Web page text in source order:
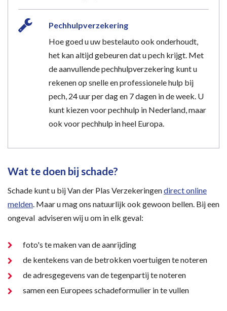
Pechhulpverzekering
Hoe goed u uw bestelauto ook onderhoudt,
het kan altijd gebeuren dat u pech krijgt. Met
de aanvullende pechhulpverzekering kunt u
rekenen op snelle en professionele hulp bij
pech, 24 uur per dag en 7 dagen in de week. U
kunt kiezen voor pechhulp in Nederland, maar
ook voor pechhulp in heel Europa.
Wat te doen bij schade?
Schade kunt u bij Van der Plas Verzekeringendirect online
melden. Maar u mag ons natuurlijk ook gewoon bellen. Bij een
ongeval adviseren wij u om in elk geval:
foto's te maken van de aanrijding
de kentekens van de betrokken voertuigen te noteren
de adresgegevens van de tegenpartij te noteren
samen een Europees schadeformulier in te vullen